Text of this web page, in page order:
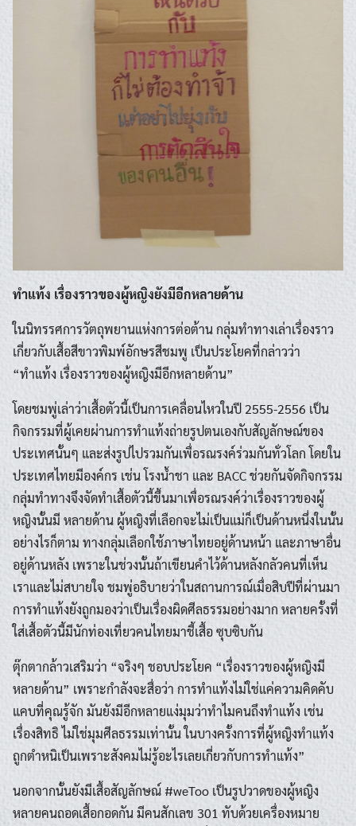
ทำแท้ง เรื่องราวของผู้หญิงยังมีอีกหลายด้าน
ในนิทรรศการวัตถุพยานแห่งการต่อต้าน กลุ่มทำทางเล่าเรื่องราว
เกี่ยวกับเสื้อสีขาวพิมพ์อักษรสีชมพู เป็นประโยคที่กล่าวว่า
“ทำแท้ง เรื่องราวของผู้หญิงมีอีกหลายด้าน”
โดยชมพู่เล่าว่าเสื้อตัวนี้เป็นการเคลื่อนไหวในปี 2555-2556 เป็น
กิจกรรมที่ผู้เคยผ่านการทำแท้งถ่ายรูปตนเองกับสัญลักษณ์ของ
ประเทศนั้นๆ และส่งรูปไปรวมกันเพื่อรณรงค์ร่วมกันทั่วโลก โดยใน
ประเทศไทยมีองค์กร เช่น โรงน้ำชา และ BACC ช่วยกันจัดกิจกรรม
กลุ่มทำทางจึงจัดทำเสื้อตัวนี้ขึ้นมาเพื่อรณรงค์ว่าเรื่องราวของผู้
หญิงนั้นมี หลายด้าน ผู้หญิงที่เลือกจะไม่เป็นแม่ก็เป็นด้านหนึ่งในนั้น
อย่างไรก็ตาม ทางกลุ่มเลือกใช้ภาษาไทยอยู่ด้านหน้า และภาษาอื่น
อยู่ด้านหลัง เพราะในช่วงนั้นถ้าเขียนคำไว้ด้านหลังกลัวคนที่เห็น
เราและไม่สบายใจ ชมพู่อธิบายว่าในสถานการณ์เมื่อสิบปีที่ผ่านมา
การทำแท้งยังถูกมองว่าเป็นเรื่องผิดศีลธรรมอย่างมาก หลายครั้งที่
ใส่เสื้อตัวนี้มีนักท่องเที่ยวคนไทยมาชี้เสื้อ ซุบซิบกัน
ตุ๊กตากล้าวเสริมว่า “จริงๆ ชอบประโยค “เรื่องราวของผู้หญิงมี
หลายด้าน” เพราะกำลังจะสื่อว่า การทำแท้งไม่ใช่แค่ความคิดคับ
แคบที่คุณรู้จัก มันยังมีอีกหลายแง่มุมว่าทำไมคนถึงทำแท้ง เช่น
เรื่องสิทธิ ไม่ใช่มุมศีลธรรมเท่านั้น ในบางครั้งการที่ผู้หญิงทำแท้ง
ถูกตำหนิเป็นเพราะสังคมไม่รู้อะไรเลยเกี่ยวกับการทำแท้ง”
นอกจากนั้นยังมีเสื้อสัญลักษณ์ #weToo เป็นรูปวาดของผู้หญิง
หลายคนถอดเสื้อกอดกัน มีคนสักเลข 301 ทับด้วยเครื่องหมาย